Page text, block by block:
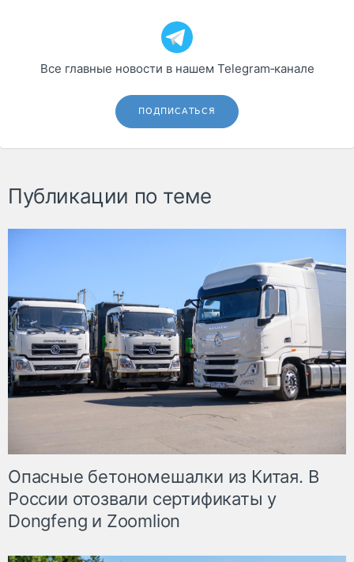
Все главные новости в нашем Telegram‑канале
ПОДПИСАТЬСЯ
Публикации по теме
Опасные бетономешалки из Китая. В
России отозвали сертификаты у
Dongfeng и Zoomlion